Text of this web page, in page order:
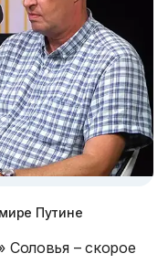
Путине
Соловья – скорое